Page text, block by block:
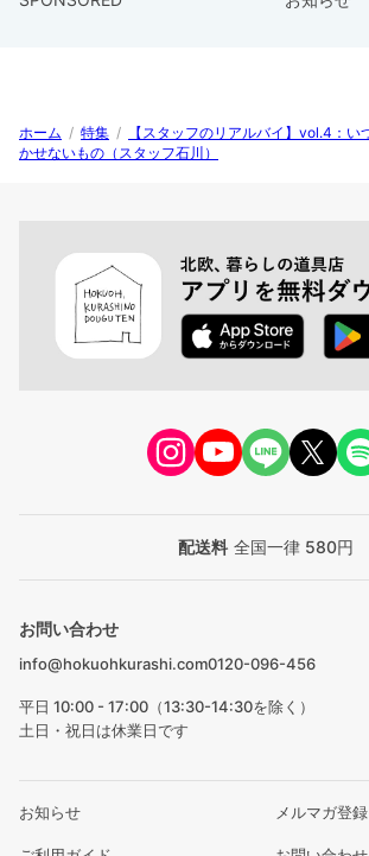
ホーム / 特集 /
【スタッフのリアルバイ】vol.4：い
かせないもの（スタッフ石川）
配送料 全国一律 580円
お問い合わせ
info@hokuohkurashi.com0120-096-456
平日 10:00 - 17:00（13:30-14:30を除く）
土日・祝日は休業日です
お知らせ メルマガ登